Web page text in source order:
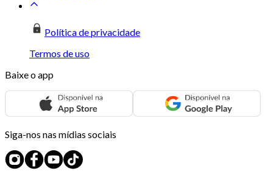
Política de privacidade
Termos de uso
Baixe o app
Siga-nos nas mídias sociais